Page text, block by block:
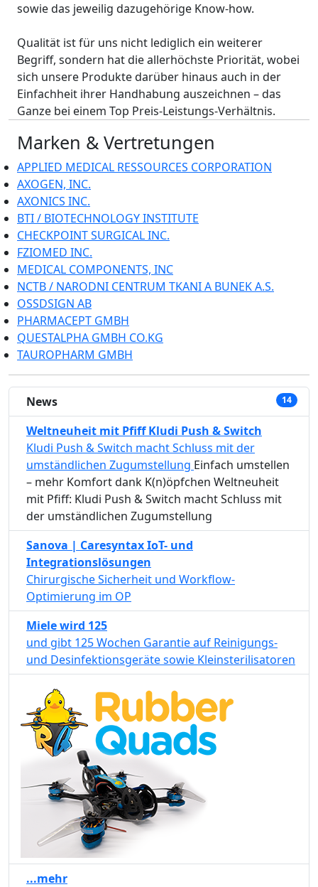
sowie das jeweilig dazugehörige Know-how.
Qualität ist für uns nicht lediglich ein weiterer
Begriff, sondern hat die allerhöchste Priorität, wobei
sich unsere Produkte darüber hinaus auch in der
Einfachheit ihrer Handhabung auszeichnen – das
Ganze bei einem Top Preis-Leistungs-Verhältnis.
Marken & Vertretungen
APPLIED MEDICAL RESSOURCES CORPORATION
AXOGEN, INC.
AXONICS INC.
BTI / BIOTECHNOLOGY INSTITUTE
CHECKPOINT SURGICAL INC.
FZIOMED INC.
MEDICAL COMPONENTS, INC
NCTB / NARODNI CENTRUM TKANI A BUNEK A.S.
OSSDSIGN AB
PHARMACEPT GMBH
QUESTALPHA GMBH CO.KG
TAUROPHARM GMBH
News 14
Weltneuheit mit Pfiff Kludi Push & Switch
Kludi Push & Switch macht Schluss mit der
umständlichen Zugumstellung Einfach umstellen
– mehr Komfort dank K(n)öpfchen Weltneuheit
mit Pfiff: Kludi Push & Switch macht Schluss mit
der umständlichen Zugumstellung
Sanova | Caresyntax IoT- und
Integrationslösungen
Chirurgische Sicherheit und Workflow-
Optimierung im OP
Miele wird 125
und gibt 125 Wochen Garantie auf Reinigungs-
und Desinfektionsgeräte sowie Kleinsterilisatoren
...mehr